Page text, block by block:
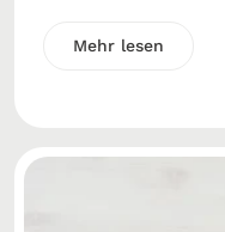
Mehr lesen